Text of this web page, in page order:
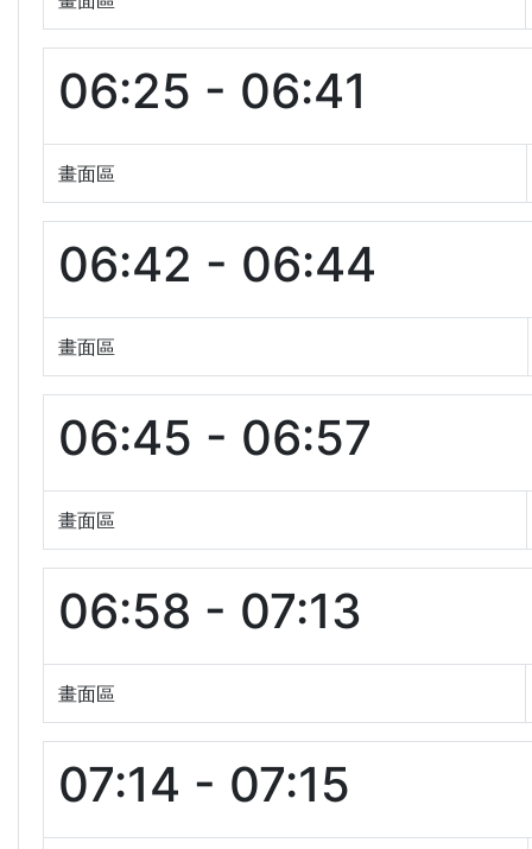
06:25 - 06:41
畫面區
06:42 - 06:44
畫面區
06:45 - 06:57
畫面區
06:58 - 07:13
畫面區
07:14 - 07:15